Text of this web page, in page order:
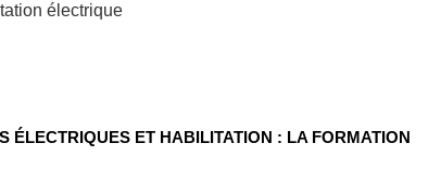
électrique
ÉLECTRIQUES ET HABILITATION : LA FORMATION